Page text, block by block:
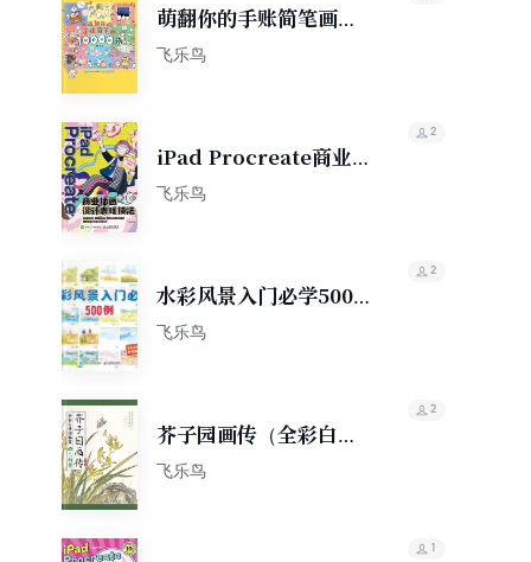
萌翻你的手账简笔画
10000例
飞乐鸟
iPad Procreate商业
插画设计表现技法
飞乐鸟
2
水彩风景入门必学500
例
飞乐鸟
2
芥子园画传（全彩白话
图解版）梅兰竹菊
飞乐鸟
2
1